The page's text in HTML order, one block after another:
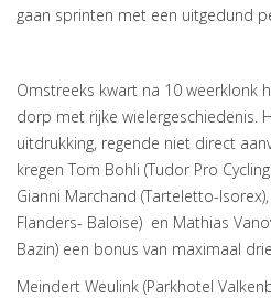
gaan sprinten met een uitgedund
Omstreeks kwart na 10 weerklonk
dorp met rijke wielergeschiedenis.
uitdrukking, regende niet direct
kregen Tom Bohli (Tudor Pro
Gianni Marchand (Tarteletto-
Flanders- Baloise) en Mathias
Bazin) een bonus van maximaal
Meindert Weulink (Parkhotel